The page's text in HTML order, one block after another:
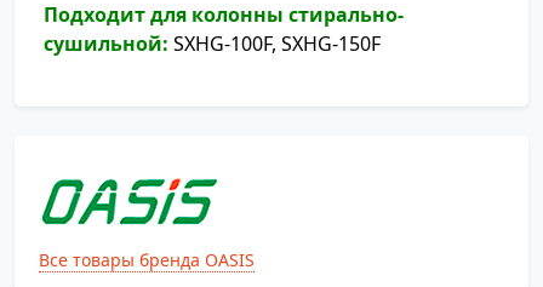
Подходит для колонны стирально-
сушильной: SXHG-100F, SXHG-150F
Все товары бренда OASIS